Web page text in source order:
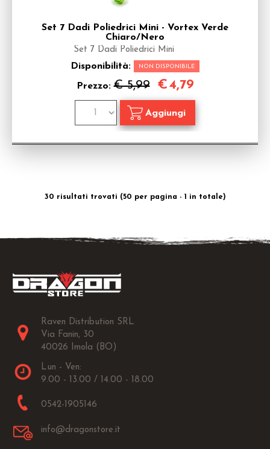
Set 7 Dadi Poliedrici Mini - Vortex Verde
Chiaro/Nero
Set 7 Dadi Poliedrici Mini
Disponibilità: NON DISPONIBILE
Prezzo:€ 5,99 €4,79
30 risultati trovati (50 per pagina - 1 in totale)
Raven Distribution SRL
Via Fanin, 30
40026 Imola (BO)
Lun - Ven:
9.00 - 13.00 / 14.00 - 18.00
0542-1905146
info@dragonstore.it